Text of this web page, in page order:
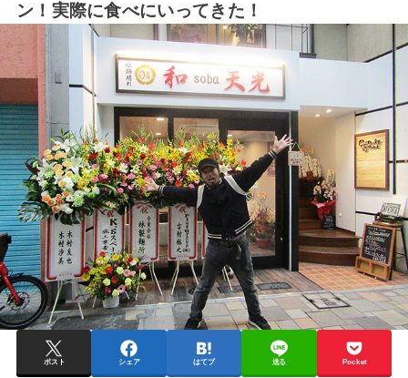
ン！実際に食べにいってきた！
ポスト シェア はてブ 送る Pocket